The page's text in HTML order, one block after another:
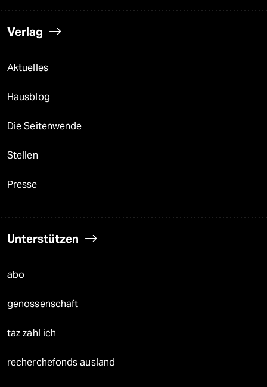
Verlag
Aktuelles
Hausblog
Die Seitenwende
Stellen
Presse
Unterstützen
abo
genossenschaft
taz zahl ich
recherchefonds ausland